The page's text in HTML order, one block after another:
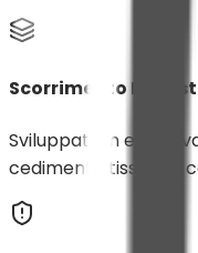
Scorrimento
Sviluppata in
cedimento tissutale